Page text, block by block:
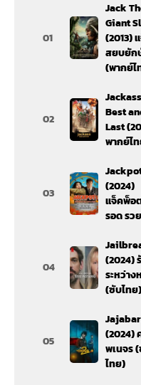
01
Jack
Giant
(2013)
สยบยัก
(พากย์ไ
02
Best
Last
พากย์ไ
03
(2024)
แจ็คพ็อ
รอด รว
04
(2024)
ระหว่าง
(ซับไทย)
05
(2024)
พเนจร
ไทย)